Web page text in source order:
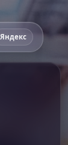
Яндекс